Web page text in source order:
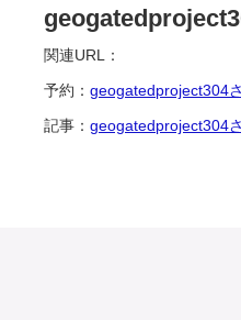
関連URL：
予約： geogatedproject304
記事： geogatedproject304